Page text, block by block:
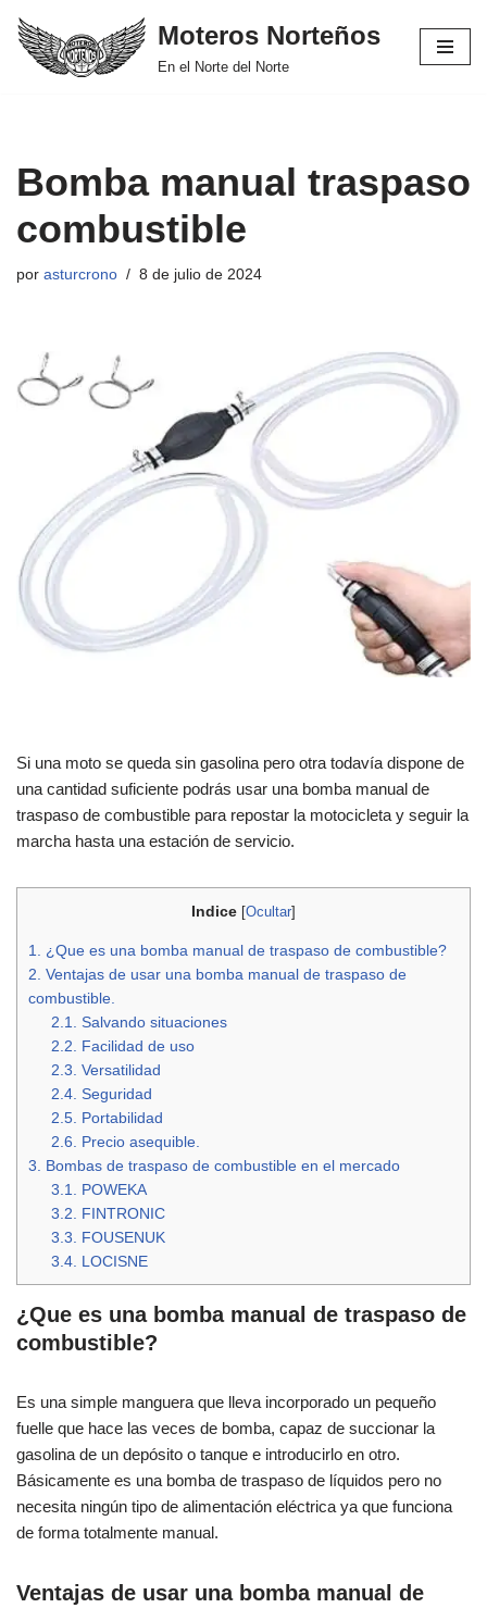
Saltar
Moteros Norteños
En el Norte del Norte
Bomba manual traspaso
combustible
por asturcrono 8 de julio de 2024
Si una moto se queda sin gasolina pero otra todavía dispone de
una cantidad suficiente podrás usar una bomba manual de
traspaso de combustible para repostar la motocicleta y seguir la
marcha hasta una estación de servicio.
Indice [Ocultar]
1. ¿Que es una bomba manual de traspaso de combustible?
2. Ventajas de usar una bomba manual de traspaso de
combustible.
2.1. Salvando situaciones
2.2. Facilidad de uso
2.3. Versatilidad
2.4. Seguridad
2.5. Portabilidad
2.6. Precio asequible.
3. Bombas de traspaso de combustible en el mercado
3.1. POWEKA
3.2. FINTRONIC
3.3. FOUSENUK
3.4. LOCISNE
¿Que es una bomba manual de traspaso de
combustible?
Es una simple manguera que lleva incorporado un pequeño
fuelle que hace las veces de bomba, capaz de succionar la
gasolina de un depósito o tanque e introducirlo en otro.
Básicamente es una bomba de traspaso de líquidos pero no
necesita ningún tipo de alimentación eléctrica ya que funciona
de forma totalmente manual.
Ventajas de usar una bomba manual de